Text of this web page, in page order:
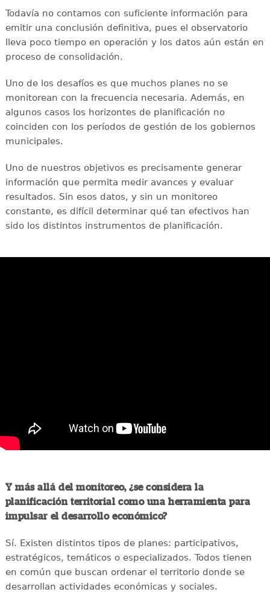
Todavía no contamos con suficiente información para
emitir una conclusión definitiva, pues el observatorio
lleva poco tiempo en operación y los datos aún están en
proceso de consolidación.
Uno de los desafíos es que muchos planes no se
monitorean con la frecuencia necesaria. Además, en
algunos casos los horizontes de planificación no
coinciden con los períodos de gestión de los gobiernos
municipales.
Uno de nuestros objetivos es precisamente generar
información que permita medir avances y evaluar
resultados. Sin esos datos, y sin un monitoreo
constante, es difícil determinar qué tan efectivos han
sido los distintos instrumentos de planificación.
Y más allá del monitoreo, ¿se considera la
planificación territorial como una herramienta para
impulsar el desarrollo económico?
Sí. Existen distintos tipos de planes: participativos,
estratégicos, temáticos o especializados. Todos tienen
en común que buscan ordenar el territorio donde se
desarrollan actividades económicas y sociales.